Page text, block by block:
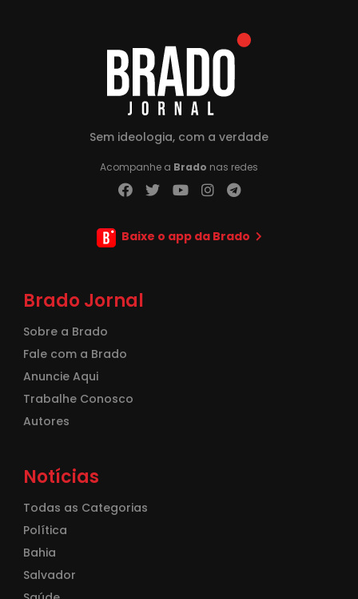
Sem ideologia, com a verdade
Acompanhe a Brado nas redes
Baixe o app da Brado
Brado Jornal
Sobre a Brado
Fale com a Brado
Anuncie Aqui
Trabalhe Conosco
Autores
Notícias
Todas as Categorias
Política
Bahia
Salvador